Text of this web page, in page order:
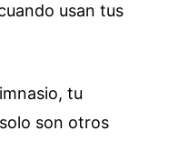
usan tus
tu
son otros